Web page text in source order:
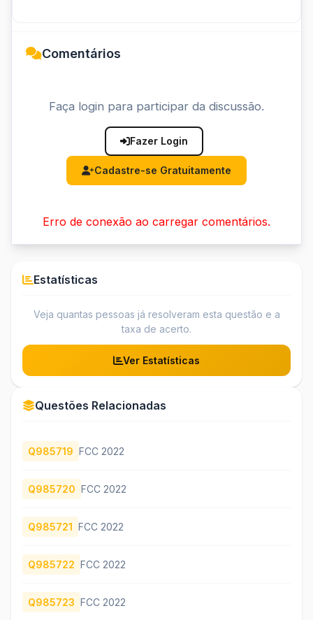
Comentários
Faça login para participar da discussão.
Fazer Login
Cadastre-se Gratuitamente
Erro de conexão ao carregar comentários.
Estatísticas
Veja quantas pessoas já resolveram esta questão e a
taxa de acerto.
Ver Estatísticas
Questões Relacionadas
Q985719 FCC 2022
Q985720 FCC 2022
Q985721 FCC 2022
Q985722 FCC 2022
Q985723 FCC 2022